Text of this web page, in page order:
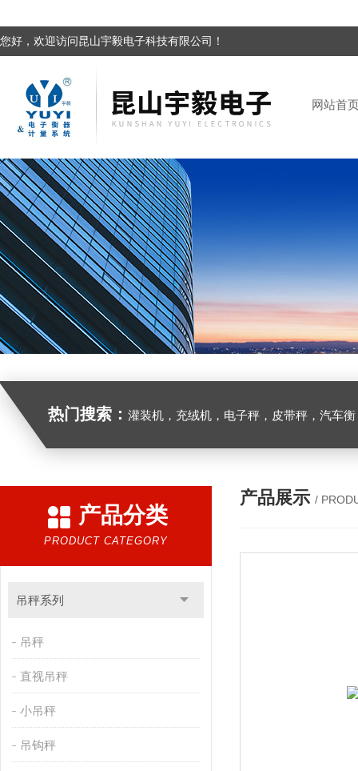
您好，欢迎访问昆山宇毅电子科技有限公司！
网站首
热门搜索： 灌装机，充绒机，电子秤，皮带秤，汽车
产品分类
PRODUCT CATEGORY
吊秤系列
吊秤
直视吊秤
小吊秤
吊钩秤
产品展示 /